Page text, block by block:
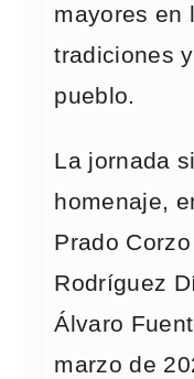
mayores en
tradiciones
pueblo.
La jornada
homenaje,
Prado
Rodríguez
Álvaro
marzo de